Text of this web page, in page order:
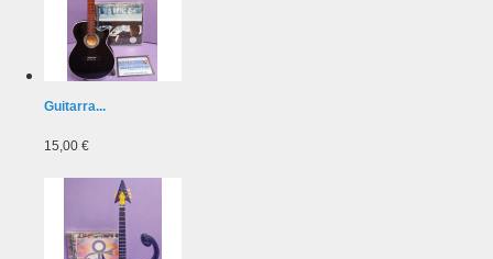
Guitarra...
15,00 €